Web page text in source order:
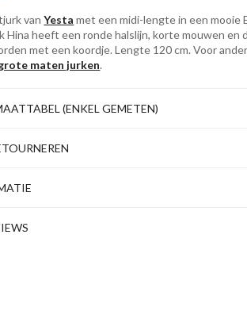
vanYesta met een midi-lengte in een mooie
Hina heeft een ronde halslijn, korte mouwen en
met een koordje. Lengte 120 cm. Voor
maten jurken.
(ENKEL GEMETEN)